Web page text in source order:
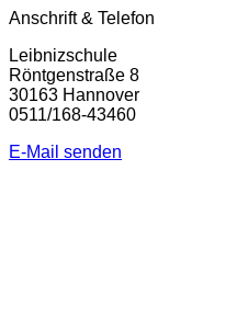
Anschrift & Telefon
Leibnizschule
Röntgenstraße 8
30163 Hannover
0511/168-43460
E-Mail senden